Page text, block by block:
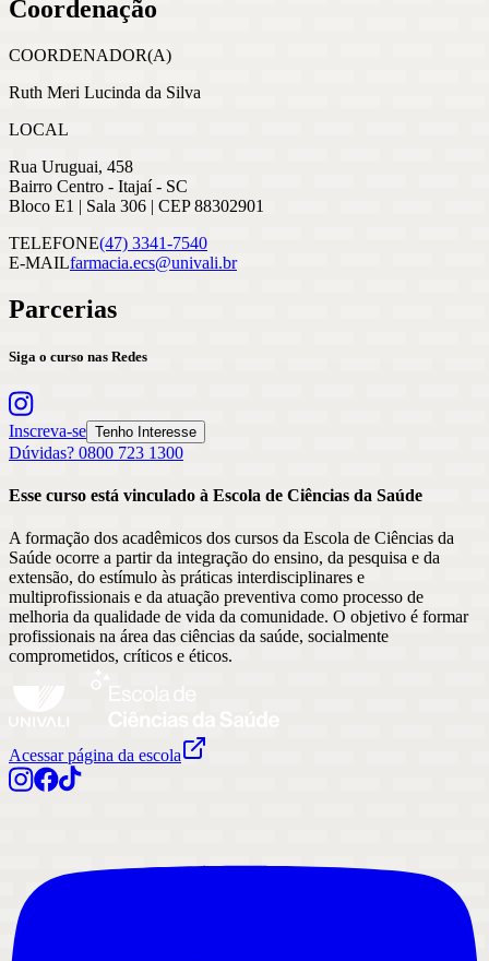
Coordenação
COORDENADOR(A)
Ruth Meri Lucinda da Silva
LOCAL
Rua Uruguai, 458
Bairro Centro - Itajaí - SC
Bloco E1 | Sala 306 | CEP 88302901
TELEFONE(47) 3341-7540
E-MAILfarmacia.ecs@univali.br
Parcerias
Siga o curso nas Redes
Inscreva-se Tenho Interesse
Dúvidas? 0800 723 1300
Esse curso está vinculado à Escola de Ciências da Saúde
A formação dos acadêmicos dos cursos da Escola de Ciências da
Saúde ocorre a partir da integração do ensino, da pesquisa e da
extensão, do estímulo às práticas interdisciplinares e
multiprofissionais e da atuação preventiva como processo de
melhoria da qualidade de vida da comunidade. O objetivo é formar
profissionais na área das ciências da saúde, socialmente
comprometidos, críticos e éticos.
Acessar página da escola